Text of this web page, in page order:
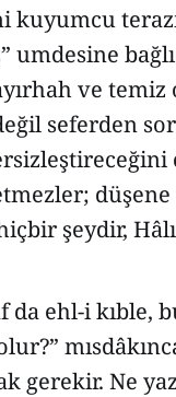
kuyumcu
umdesine
ve
seferden
düşene
şeydir,
da ehl-i kıble,
gerekir. Ne